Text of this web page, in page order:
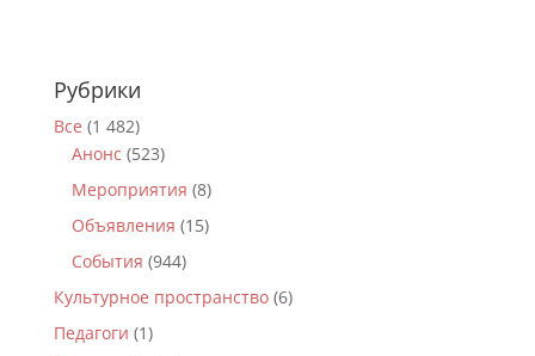
Рубрики
Все (1 482)
Анонс (523)
Мероприятия (8)
Объявления (15)
События (944)
Культурное пространство(6)
Педагоги (1)